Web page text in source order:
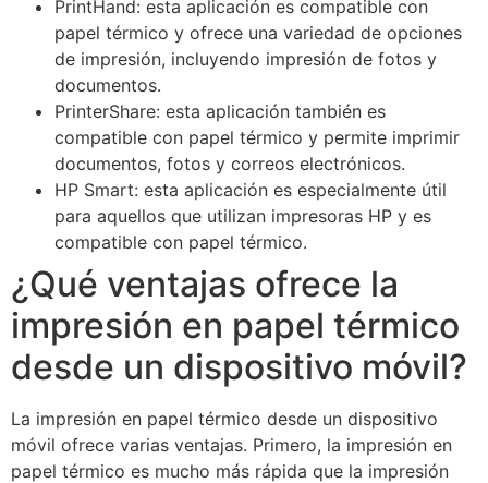
PrintHand: esta aplicación es compatible con
papel térmico y ofrece una variedad de opciones
de impresión, incluyendo impresión de fotos y
documentos.
PrinterShare: esta aplicación también es
compatible con papel térmico y permite imprimir
documentos, fotos y correos electrónicos.
HP Smart: esta aplicación es especialmente útil
para aquellos que utilizan impresoras HP y es
compatible con papel térmico.
¿Qué ventajas ofrece la
impresión en papel térmico
desde un dispositivo móvil?
La impresión en papel térmico desde un dispositivo
móvil ofrece varias ventajas. Primero, la impresión en
papel térmico es mucho más rápida que la impresión